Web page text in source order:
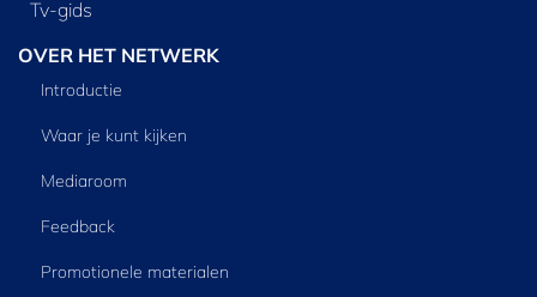
Tv‑gids
OVER HET NETWERK
Introductie
Waar je kunt kijken
Mediaroom
Feedback
Promotionele materialen